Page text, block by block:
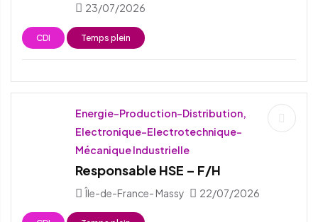
23/07/2026
CDI Temps plein
Energie-Production-Distribution,
Electronique-Electrotechnique-
Mécanique Industrielle
Responsable HSE – F/H
Île-de-France- Massy 22/07/2026